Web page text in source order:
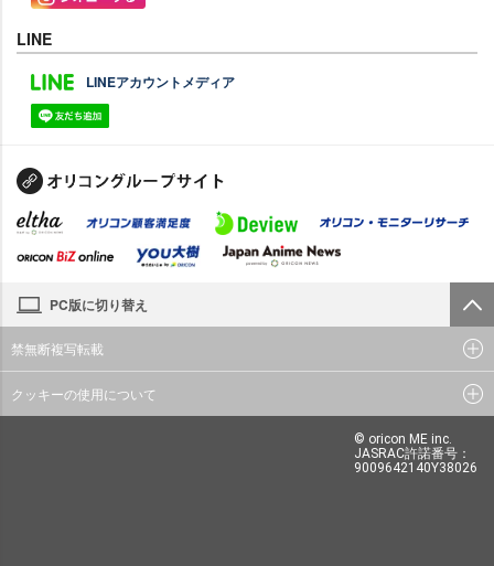
LINE
LINEアカウントメディア
PC版に切り替え
禁無断複写転載
クッキーの使用について
© oricon ME inc.
JASRAC許諾番号：
9009642140Y38026